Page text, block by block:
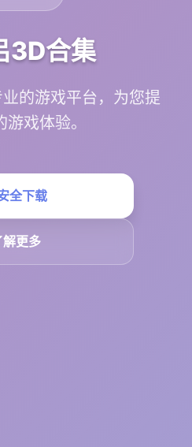
3D合集
的游戏平台，为您提
戏体验。
全下载
解更多